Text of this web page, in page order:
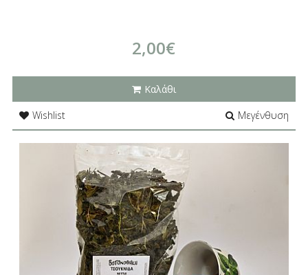
2,00€
Καλάθι
Wishlist
Μεγένθυση